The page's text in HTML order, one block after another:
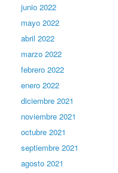
junio 2022
mayo 2022
abril 2022
marzo 2022
febrero 2022
enero 2022
diciembre 2021
noviembre 2021
octubre 2021
septiembre 2021
agosto 2021